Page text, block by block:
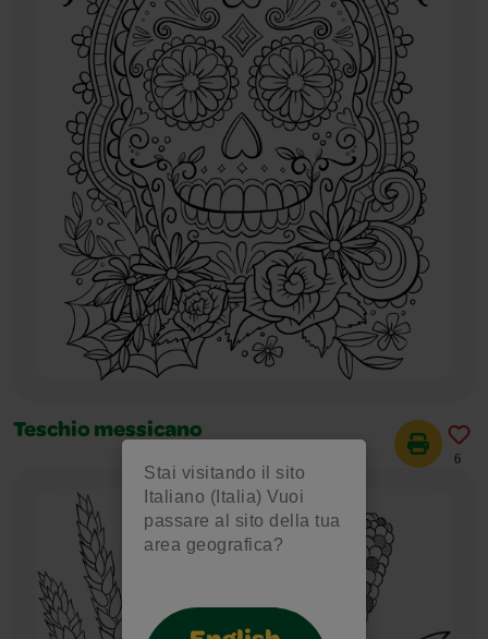
Stai visitando il sito
Italiano (Italia) Vuoi
passare al sito della tua
area geografica?
Teschio messicano
6